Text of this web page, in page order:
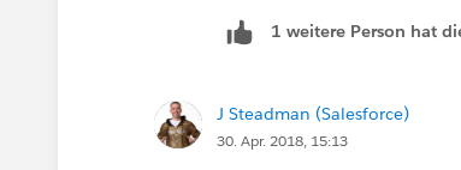
1 weitere Person hat
J Steadman (Salesforce)
30. Apr. 2018, 15:13